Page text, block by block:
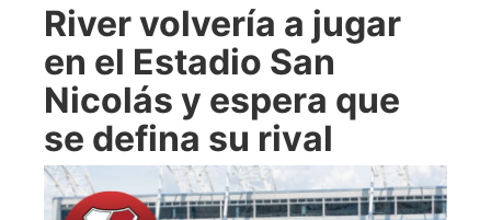
River volvería a jugar
en el Estadio San
Nicolás y espera que
se defina su rival